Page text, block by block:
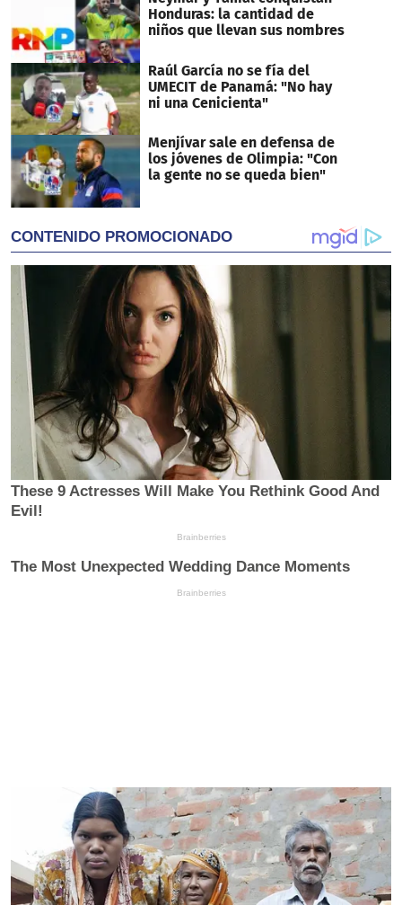
Honduras: la cantidad de
niños que llevan sus nombres
Raúl García no se fía del
UMECIT de Panamá: "No hay
ni una Cenicienta"
Menjívar sale en defensa de
los jóvenes de Olimpia: "Con
la gente no se queda bien"